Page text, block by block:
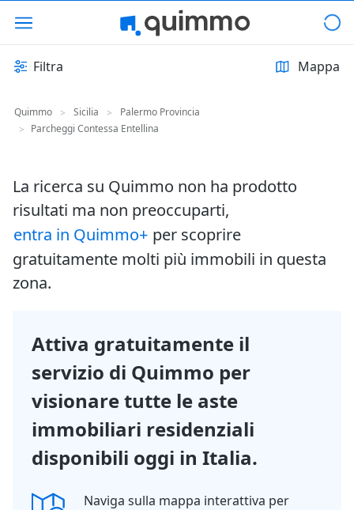
Filtra Mappa
Quimmo > Sicilia >
Palermo Provincia
> Parcheggi Contessa Entellina
La ricerca su Quimmo non ha prodotto
risultati ma non preoccuparti,
entra in Quimmo+ per scoprire
gratuitamente molti più immobili in questa
zona.
Attiva gratuitamente il
servizio di Quimmo per
visionare tutte le aste
immobiliari residenziali
disponibili oggi in Italia.
Naviga sulla mappa interattiva per